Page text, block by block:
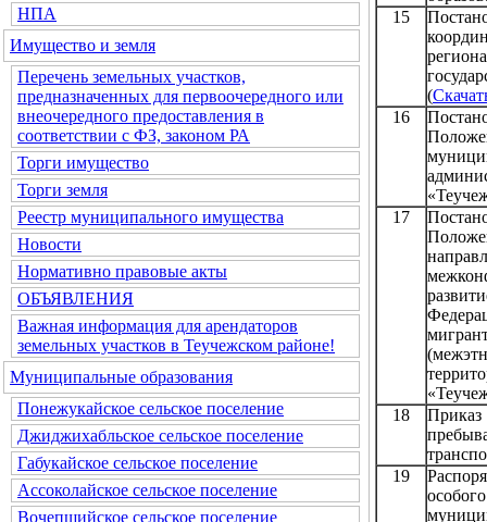
НПА
Имущество и земля
Перечень земельных участков,
предназначенных для первоочередного или
внеочередного предоставления в
соответствии с ФЗ, законом РА
Торги имущество
Торги земля
Реестр муниципального имущества
Новости
Нормативно правовые акты
ОБЪЯВЛЕНИЯ
Важная информация для арендаторов
земельных участков в Теучежском районе!
Муниципальные образования
Понежукайское сельское поселение
Джиджихабльское сельское поселение
Габукайское сельское поселение
Ассоколайское сельское поселение
Вочепшийское сельское поселение
15
(
16
17
18
Приказ
19